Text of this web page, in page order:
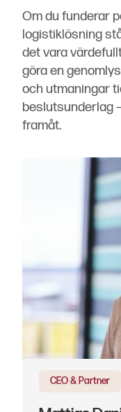
Om du funderar
logistiklösning
det vara
göra en
och utmaningar
beslutsunderlag
framåt.
CEO & Partner